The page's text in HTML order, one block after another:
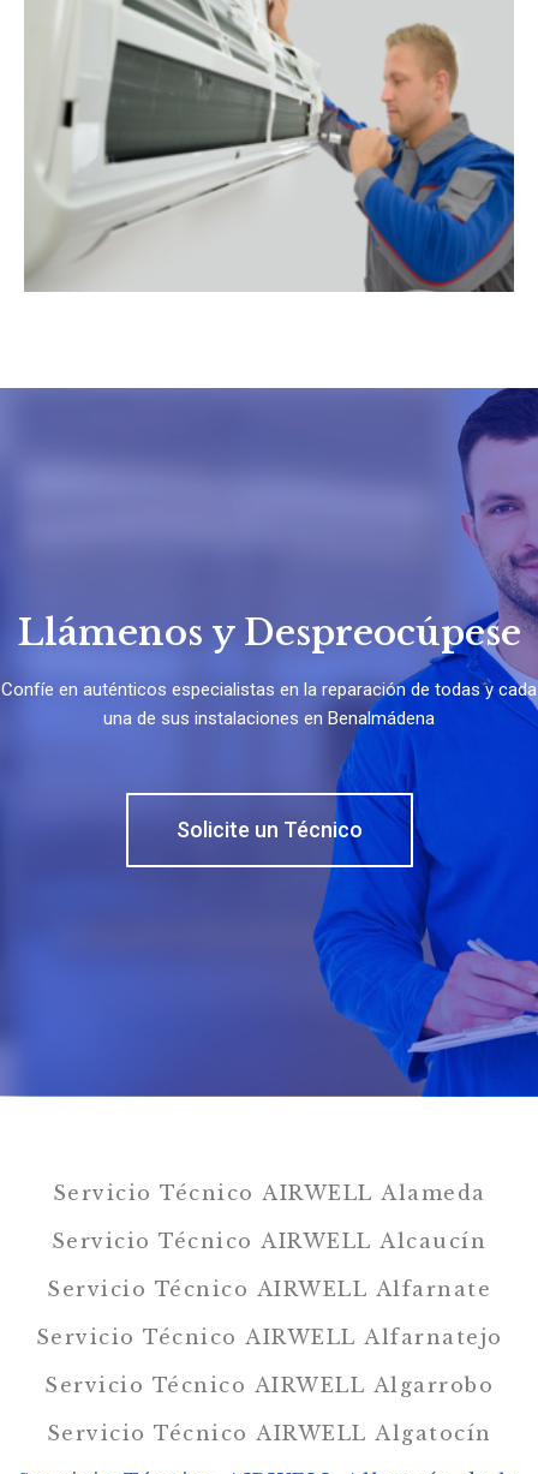
Llámenos y Despreocúpese
Confíe en auténticos especialistas en la reparación de todas y cada
una de sus instalaciones en Benalmádena
Solicite un Técnico
Servicio Técnico AIRWELL Alameda
Servicio Técnico AIRWELL Alcaucín
Servicio Técnico AIRWELL Alfarnate
Servicio Técnico AIRWELL Alfarnatejo
Servicio Técnico AIRWELL Algarrobo
Servicio Técnico AIRWELL Algatocín